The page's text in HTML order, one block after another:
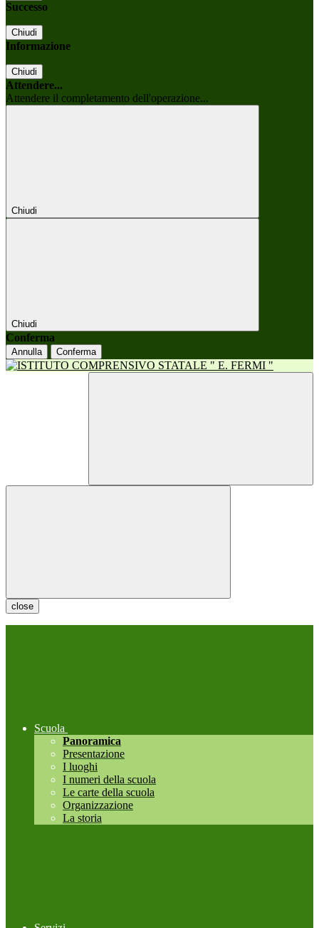
Successo
Chiudi
Informazione
Chiudi
Attendere...
Attendere il completamento dell'operazione...
Chiudi
Chiudi
Conferma
Annulla Conferma
close
Scuola
Panoramica
Presentazione
I luoghi
I numeri della scuola
Le carte della scuola
Organizzazione
La storia